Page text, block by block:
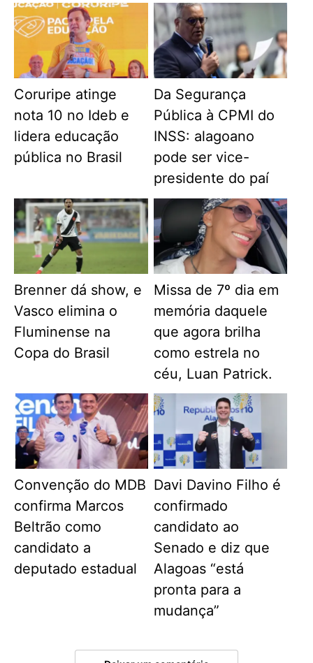
Coruripe atinge
nota 10 no Ideb e
lidera educação
pública no Brasil
Da Segurança
Pública à CPMI do
INSS: alagoano
pode ser vice-
presidente do paí
Brenner dá show, e
Vasco elimina o
Fluminense na
Copa do Brasil
Missa de 7º dia em
memória daquele
que agora brilha
como estrela no
céu, Luan Patrick.
Convenção do MDB
confirma Marcos
Beltrão como
candidato a
deputado estadual
Davi Davino Filho é
confirmado
candidato ao
Senado e diz que
Alagoas “está
pronta para a
mudança”